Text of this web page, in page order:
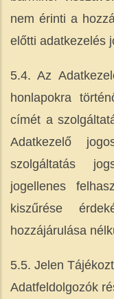
nem érinti a
előtti adatkezelés
5.4. Az
honlapokra
címét a
Adatkezelő
szolgáltatás
jogellenes
kiszűrése
hozzájárulása
5.5. Jelen
Adatfeldolgozók